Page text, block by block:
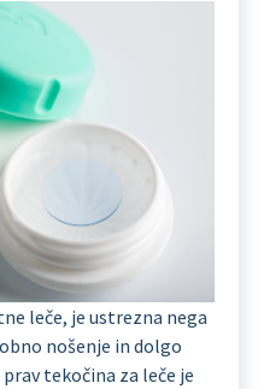
leče, je ustrezna nega
nošenje in dolgo
tekočina za leče je